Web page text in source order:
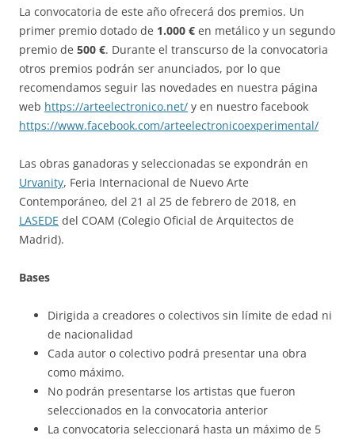
La convocatoria de este año ofrecerá dos premios. Un
primer premio dotado de 1.000 € en metálico y un segundo
premio de 500 €. Durante el transcurso de la convocatoria
otros premios podrán ser anunciados, por lo que
recomendamos seguir las novedades en nuestra página
web https://arteelectronico.net/ y en nuestro facebook
https://www.facebook.com/arteelectronicoexperimental/
Las obras ganadoras y seleccionadas se expondrán en
Urvanity, Feria Internacional de Nuevo Arte
Contemporáneo, del 21 al 25 de febrero de 2018, en
LASEDE del COAM (Colegio Oficial de Arquitectos de
Madrid).
Bases
Dirigida a creadores o colectivos sin límite de edad ni
de nacionalidad
Cada autor o colectivo podrá presentar una obra
como máximo.
No podrán presentarse los artistas que fueron
seleccionados en la convocatoria anterior
La convocatoria seleccionará hasta un máximo de 5